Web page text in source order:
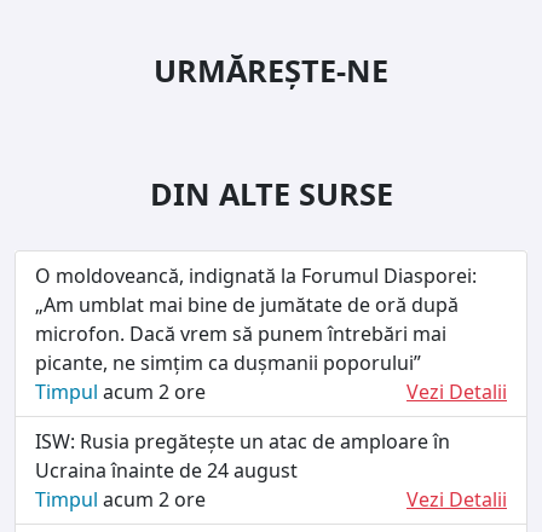
URMĂREȘTE-NE
DIN ALTE SURSE
O moldoveancă, indignată la Forumul Diasporei:
„Am umblat mai bine de jumătate de oră după
microfon. Dacă vrem să punem întrebări mai
picante, ne simțim ca dușmanii poporului”
Timpul acum 2 ore
Vezi Detalii
ISW: Rusia pregătește un atac de amploare în
Ucraina înainte de 24 august
Timpul acum 2 ore
Vezi Detalii